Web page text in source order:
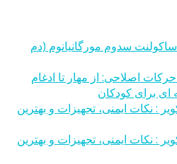
سدوم مورگانیانوم (دم
اصلاحی: از مهار تا ادغام
برای کودکان
: نکات ایمنی، تجهیزات و بهترین
: نکات ایمنی، تجهیزات و بهترین